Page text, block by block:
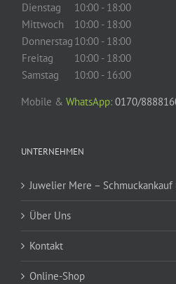
Dienstag
10:00 - 18:00
Mittwoch
10:00 - 18:00
Donnerstag 10:00 - 18:00
Freitag
10:00 - 18:00
Samstag
10:00 - 16:00
Mobile & WhatsApp: 0170/
UNTERNEHMEN
Juwelier Mere – Schmuckankauf
Über Uns
Kontakt
Online-Shop